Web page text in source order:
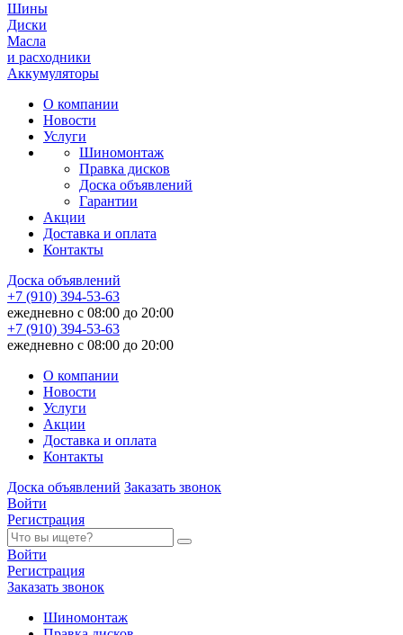
Шины
Диски
Масла
и расходники
Аккумуляторы
О компании
Новости
Услуги
Шиномонтаж
Правка дисков
Доска объявлений
Гарантии
Акции
Доставка и оплата
Контакты
Доска объявлений
+7 (910) 394-53-63
ежедневно с 08:00 до 20:00
+7 (910) 394-53-63
ежедневно с 08:00 до 20:00
О компании
Новости
Услуги
Акции
Доставка и оплата
Контакты
Доска объявлений Заказать звонок
Войти
Регистрация
Войти
Регистрация
Заказать звонок
Шиномонтаж